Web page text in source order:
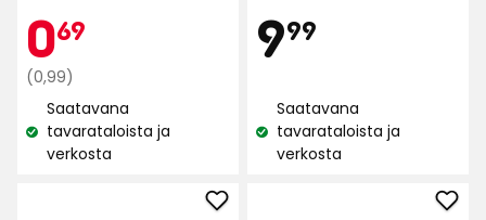
5:stä,
447
arvostelun
perusteella
069
€
Normaali
hinta
0,99
€
(0,99)
Katso
saatavuus:
Saatavana
tavarataloista ja
verkosta
999
€
Katso
saatavuus:
Saatavana
tavarataloista ja
verkosta
Lisää